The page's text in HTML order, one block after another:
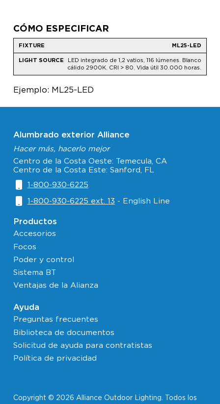
CÓMO ESPECIFICAR
ML25-LED
LED integrado de 1,2 vatios, 116 lúmenes. Blanco
cálido 2900K. CRI > 80. Vida útil 30.000 horas.
Ejemplo: ML25-LED
Alumbrado exterior Alliance
Hacer más, hacerlo mejor
Centro de la Costa Oeste: Temecula, CA
Centro de la Costa Este: Sanford, FL
1-800-930-6225
1-800-930-6225 ext. 13 - English Line
Productos
Accesorios
Focos
Poder y control
Sistema BT
Ventajas de la Alianza
Ayuda
Preguntas frecuentes
Biblioteca de documentos
Solicitud de ayuda para contratistas
Política de privacidad
Copyright © 2026 Alliance Outdoor Lighting. Todos los